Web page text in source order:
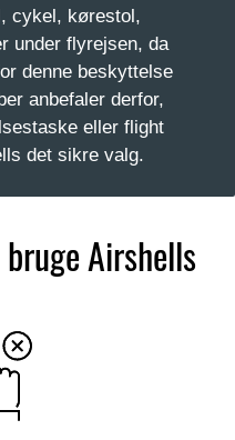
cykel, kørestol,
under flyrejsen, da
denne beskyttelse
anbefaler derfor,
eller flight
det sikre valg.
Airshells